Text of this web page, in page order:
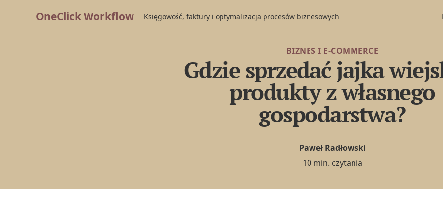
OneClick Workflow Księgowość, faktury i optymalizacja procesów biznesowych
BIZNES I E-COMMERCE
Gdzie sprzedać jajka
produkty z własnego
gospodarstwa?
Paweł Radłowski
10 min. czytania